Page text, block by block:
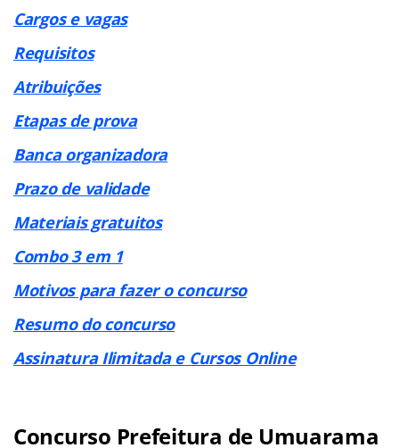
Cargos e vagas
Requisitos
Atribuições
Etapas de prova
Banca organizadora
Prazo de validade
Materiais gratuitos
Combo 3 em 1
Motivos para fazer o concurso
Resumo do concurso
Assinatura Ilimitada e Cursos Online
Concurso Prefeitura de Umuarama